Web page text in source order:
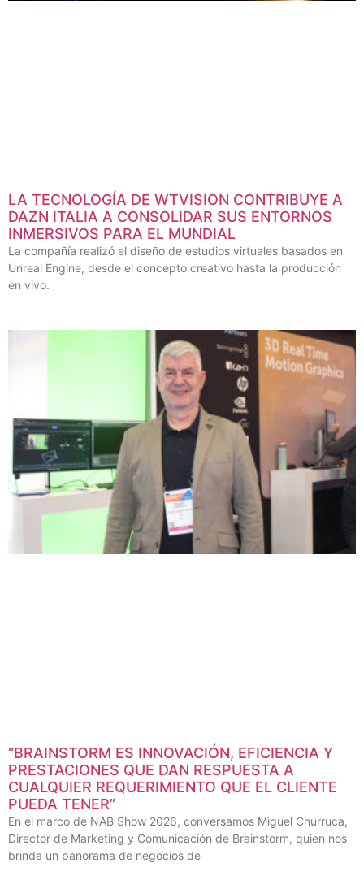
LA TECNOLOGÍA DE WTVISION CONTRIBUYE A
DAZN ITALIA A CONSOLIDAR SUS ENTORNOS
INMERSIVOS PARA EL MUNDIAL
La compañía realizó el diseño de estudios virtuales basados en
Unreal Engine, desde el concepto creativo hasta la producción
en vivo.
“BRAINSTORM ES INNOVACIÓN, EFICIENCIA Y
PRESTACIONES QUE DAN RESPUESTA A
CUALQUIER REQUERIMIENTO QUE EL CLIENTE
PUEDA TENER”
En el marco de NAB Show 2026, conversamos Miguel Churruca,
Director de Marketing y Comunicación de Brainstorm, quien nos
brinda un panorama de negocios de